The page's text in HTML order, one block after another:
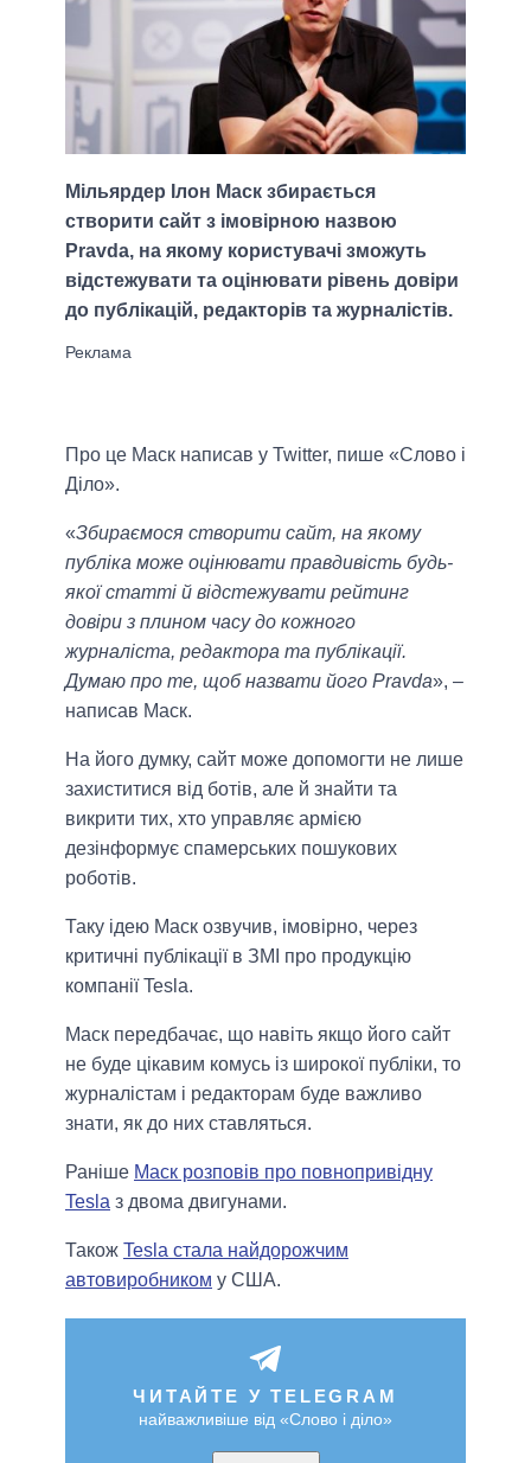
Мільярдер Ілон Маск збирається
створити сайт з імовірною назвою
Pravda, на якому користувачі зможуть
відстежувати та оцінювати рівень довіри
до публікацій, редакторів та журналістів.
Про це Маск написав у Twitter, пише «Слово і
Діло».
«Збираємося створити сайт, на якому
публіка може оцінювати правдивість будь-
якої статті й відстежувати рейтинг
довіри з плином часу до кожного
журналіста, редактора та публікації.
Думаю про те, щоб назвати його Pravda», –
написав Маск.
На його думку, сайт може допомогти не лише
захиститися від ботів, але й знайти та
викрити тих, хто управляє армією
дезінформує спамерських пошукових
роботів.
Таку ідею Маск озвучив, імовірно, через
критичні публікації в ЗМІ про продукцію
компанії Tesla.
Маск передбачає, що навіть якщо його сайт
не буде цікавим комусь із широкої публіки, то
журналістам і редакторам буде важливо
знати, як до них ставляться.
Раніше Маск розповів про повнопривідну
Tesla з двома двигунами.
Також Tesla стала найдорожчим
автовиробником у США.
ЧИТАЙТЕ У TELEGRAM
найважливіше від «Слово і діло»